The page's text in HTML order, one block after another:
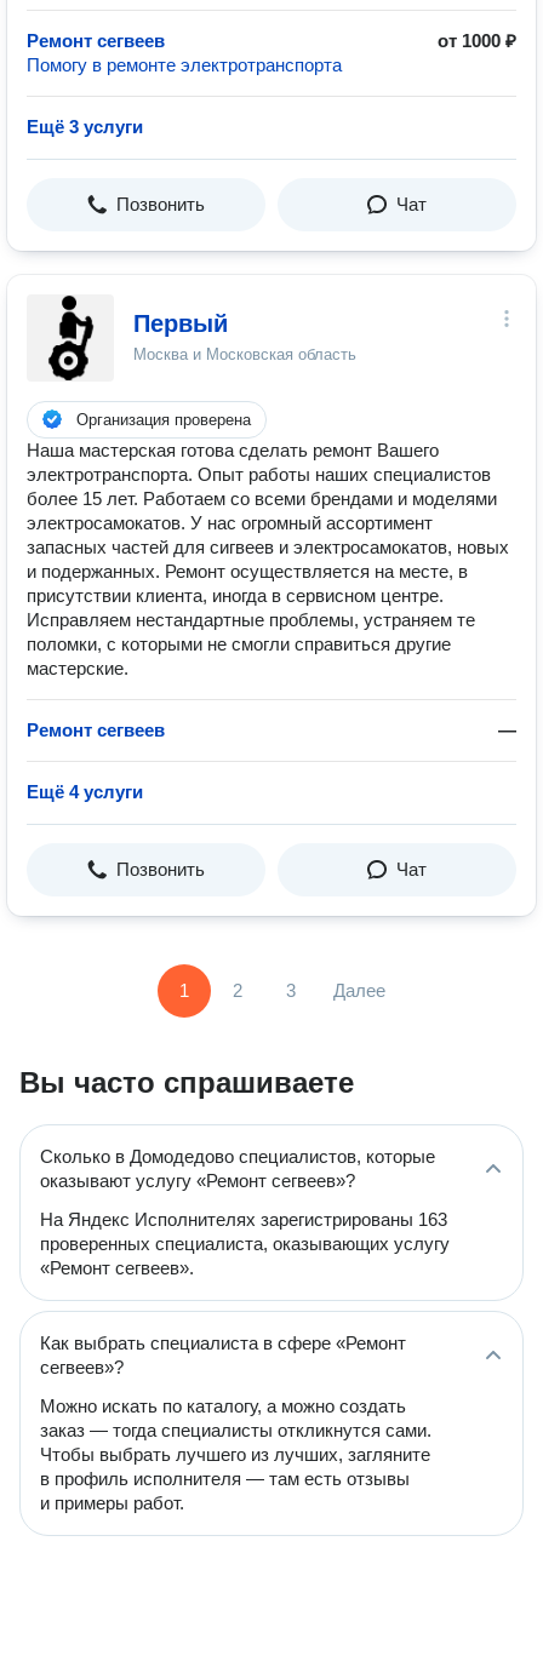
Ремонт сегвеев
от 1000 ₽
Помогу в ремонте электротранспорта
Ещё 3 услуги
Позвонить Чат
Первый
Москва и Московская область
Организация проверена
Наша мастерская готова сделать ремонт Вашего
электротранспорта. Опыт работы наших специалистов
более 15 лет. Работаем со всеми брендами и моделями
электросамокатов. У нас огромный ассортимент
запасных частей для сигвеев и электросамокатов, новых
и подержанных. Ремонт осуществляется на месте, в
присутствии клиента, иногда в сервисном центре.
Исправляем нестандартные проблемы, устраняем те
поломки, с которыми не смогли справиться другие
мастерские.
Ремонт сегвеев —
Ещё 4 услуги
Позвонить Чат
1 2 3 Далее
Вы часто спрашиваете
Сколько в Домодедово специалистов, которые
оказывают услугу «Ремонт сегвеев»?
На Яндекс Исполнителях зарегистрированы 163
проверенных специалиста, оказывающих услугу
«Ремонт сегвеев».
Как выбрать специалиста в сфере «Ремонт
сегвеев»?
Можно искать по каталогу, а можно создать
заказ — тогда специалисты откликнутся сами.
Чтобы выбрать лучшего из лучших, загляните
в профиль исполнителя — там есть отзывы
и примеры работ.